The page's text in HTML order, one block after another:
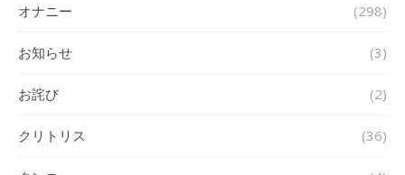
オナニー (298)
お知らせ (3)
お詫び (2)
クリトリス (36)